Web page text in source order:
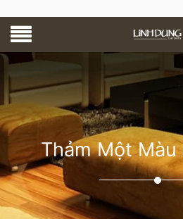
Thảm Một